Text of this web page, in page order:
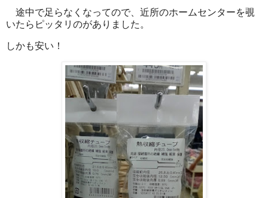
途中で足らなくなってので、近所のホームセンターを覗
いたらピッタリのがありました。
しかも安い！